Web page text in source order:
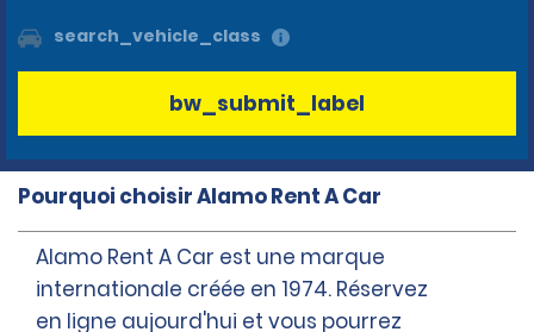
search_vehicle_class
bw_submit_label
Pourquoi choisir Alamo Rent A Car
Alamo Rent A Car est une marque
internationale créée en 1974. Réservez
en ligne aujourd'hui et vous pourrez